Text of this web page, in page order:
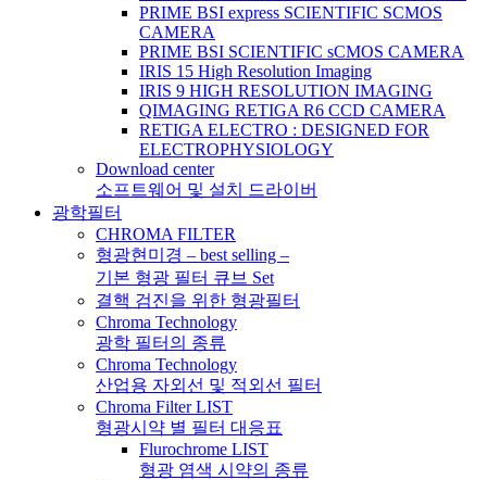
PRIME BSI express SCIENTIFIC SCMOS
CAMERA
PRIME BSI SCIENTIFIC sCMOS CAMERA
IRIS 15 High Resolution Imaging
IRIS 9 HIGH RESOLUTION IMAGING
QIMAGING RETIGA R6 CCD CAMERA
RETIGA ELECTRO : DESIGNED FOR
ELECTROPHYSIOLOGY
Download center
소프트웨어 및 설치 드라이버
광학필터
CHROMA FILTER
형광현미경 – best selling –
기본 형광 필터 큐브 Set
결핵 검진을 위한 형광필터
Chroma Technology
광학 필터의 종류
Chroma Technology
산업용 자외선 및 적외선 필터
Chroma Filter LIST
형광시약 별 필터 대응표
Flurochrome LIST
형광 염색 시약의 종류